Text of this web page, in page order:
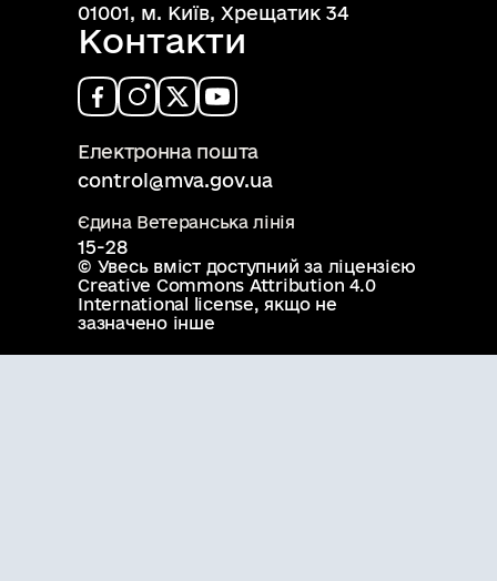
01001, м. Київ, Хрещатик 34
Контакти
Електронна пошта
control@mva.gov.ua
Єдина Ветеранська лінія
15-28
© Увесь вміст доступний за ліцензією
Creative Commons Attribution 4.0
International license, якщо не
зазначено інше